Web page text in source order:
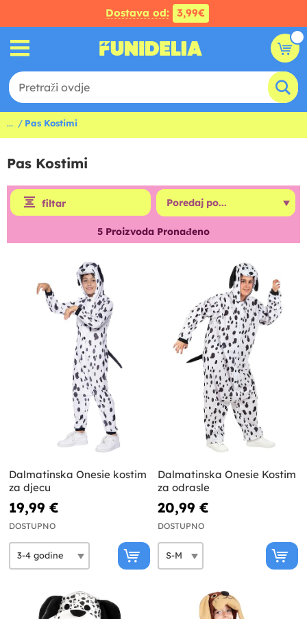
Dostava od: 3,99€
... Pas Kostimi
Pas Kostimi
filtar
5 Proizvoda Pronađeno
Dalmatinska Onesie kostim
za djecu
19,99 €
DOSTUPNO
Dalmatinska Onesie Kostim
za odrasle
20,99 €
DOSTUPNO